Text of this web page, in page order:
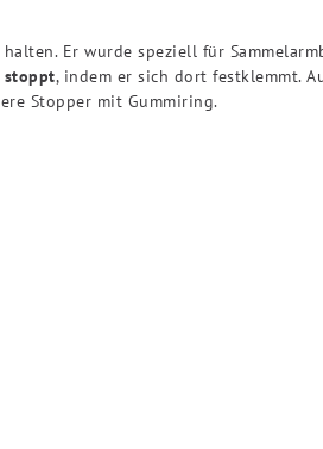
Er wurde speziell für
stoppt, indem er sich dort festklemmt.
Stopper mit Gummiring.